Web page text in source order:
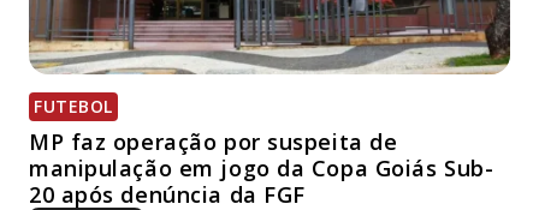
FUTEBOL
MP faz operação por suspeita de
manipulação em jogo da Copa Goiás Sub-
20 após denúncia da FGF